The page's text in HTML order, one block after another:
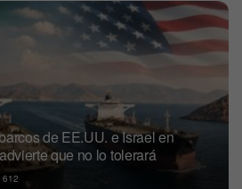
de EE.UU. e Israel en
que no lo tolerará
612